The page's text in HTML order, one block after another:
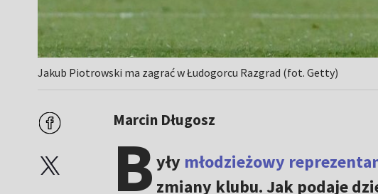
Jakub Piotrowski ma zagrać w Łudogorcu Razgrad (fot. Getty)
Marcin Długosz
Były młodzieżowy
zmiany klubu. Jak podaje